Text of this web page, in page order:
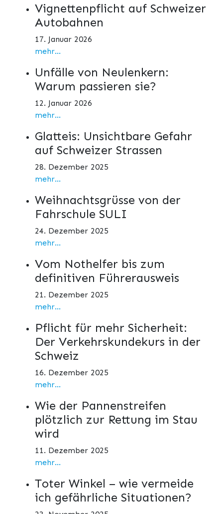
Vignettenpflicht auf Schweizer
Autobahnen
17. Januar 2026
mehr...
Unfälle von Neulenkern:
Warum passieren sie?
12. Januar 2026
mehr...
Glatteis: Unsichtbare Gefahr
auf Schweizer Strassen
28. Dezember 2025
mehr...
Weihnachtsgrüsse von der
Fahrschule SULI
24. Dezember 2025
mehr...
Vom Nothelfer bis zum
definitiven Führerausweis
21. Dezember 2025
mehr...
Pflicht für mehr Sicherheit:
Der Verkehrskundekurs in der
Schweiz
16. Dezember 2025
mehr...
Wie der Pannenstreifen
plötzlich zur Rettung im Stau
wird
11. Dezember 2025
mehr...
Toter Winkel – wie vermeide
ich gefährliche Situationen?